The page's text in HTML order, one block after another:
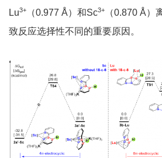
Lu3+ （0.977 Å）和Sc3+
（0.870 Å）
致反应选择性不同的重要原因。